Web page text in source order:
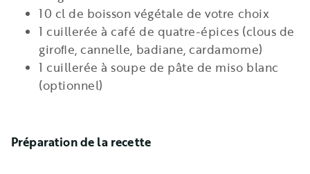
10 cl de boisson végétale de votre choix
1 cuillerée à café de quatre-épices (clous de
giroﬂe, cannelle, badiane, cardamome)
1 cuillerée à soupe de pâte de miso blanc
(optionnel)
Préparation de la recette